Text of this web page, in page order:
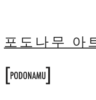
포도나무 아